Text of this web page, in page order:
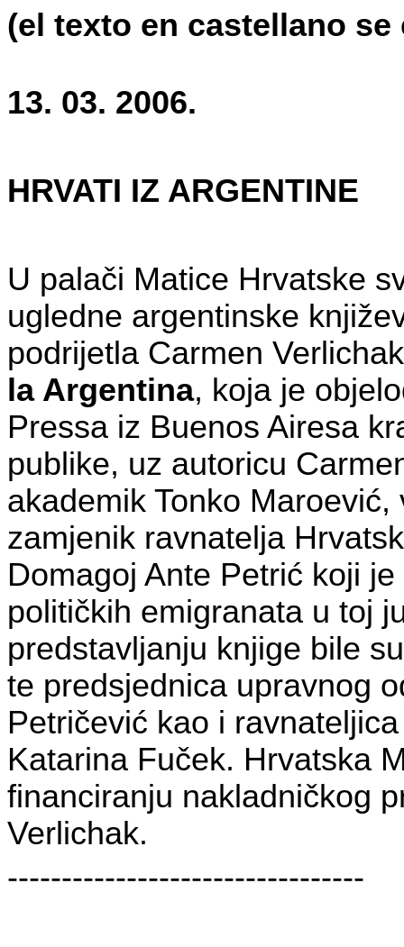
(el texto en castellano se
13. 03. 2006.
HRVATI IZ ARGENTINE
U palači Matice Hrvatske
ugledne argentinske
podrijetla Carmen
la Argentina, koja je
Pressa iz Buenos Airesa
publike, uz autoricu
akademik Tonko
zamjenik ravnatelja
Domagoj Ante Petrić koji
političkih emigranata u toj
predstavljanju knjige bile
te predsjednica upravnog
Petričević kao i
Katarina Fuček. Hrvatska
financiranju nakladničkog
Verlichak.
---------------------------------